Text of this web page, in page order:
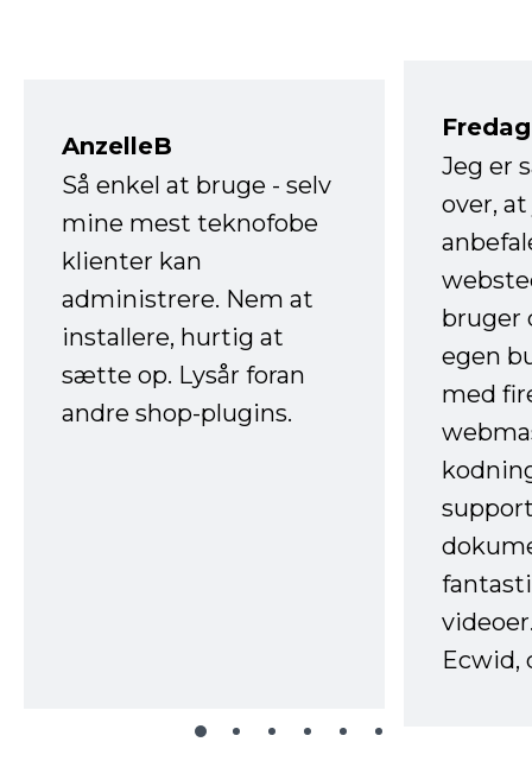
AnzelleB
Så enkel at bruge - selv
mine mest teknofobe
klienter kan
administrere. Nem at
installere, hurtig at
sætte op. Lysår foran
andre shop-plugins.
Jeg er
over,
bruger
egen
med
Ecwid,